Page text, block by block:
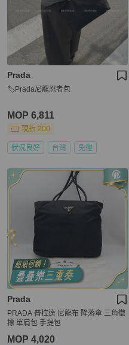
Prada
🏷Prada尼龍忍者包
MOP 6,811
現折 200
狀況良好 台灣 免運
Prada
PRADA 普拉達 尼龍布 降落傘 三角徽
標 單肩包 手提包
MOP 4,020